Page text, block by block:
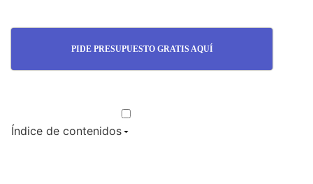
PIDE PRESUPUESTO GRATIS AQUÍ
Índice de contenidos